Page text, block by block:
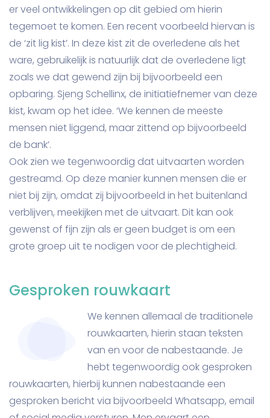
er veel ontwikkelingen op dit gebied om hierin
tegemoet te komen. Een recent voorbeeld hiervan is
de ‘zit lig kist’. In deze kist zit de overledene als het
ware, gebruikelijk is natuurlijk dat de overledene ligt
zoals we dat gewend zijn bij bijvoorbeeld een
opbaring. Sjeng Schellinx, de initiatiefnemer van deze
kist, kwam op het idee. ‘We kennen de meeste
mensen niet liggend, maar zittend op bijvoorbeeld
de bank’.
Ook zien we tegenwoordig dat uitvaarten worden
gestreamd. Op deze manier kunnen mensen die er
niet bij zijn, omdat zij bijvoorbeeld in het buitenland
verblijven, meekijken met de uitvaart. Dit kan ook
gewenst of fijn zijn als er geen budget is om een
grote groep uit te nodigen voor de plechtigheid.
Gesproken rouwkaart
We kennen allemaal de traditionele
rouwkaarten, hierin staan teksten
van en voor de nabestaande. Je
hebt tegenwoordig ook gesproken
rouwkaarten, hierbij kunnen nabestaande een
gesproken bericht via bijvoorbeeld Whatsapp, email